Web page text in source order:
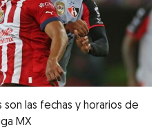
son las fechas y horarios de
MX